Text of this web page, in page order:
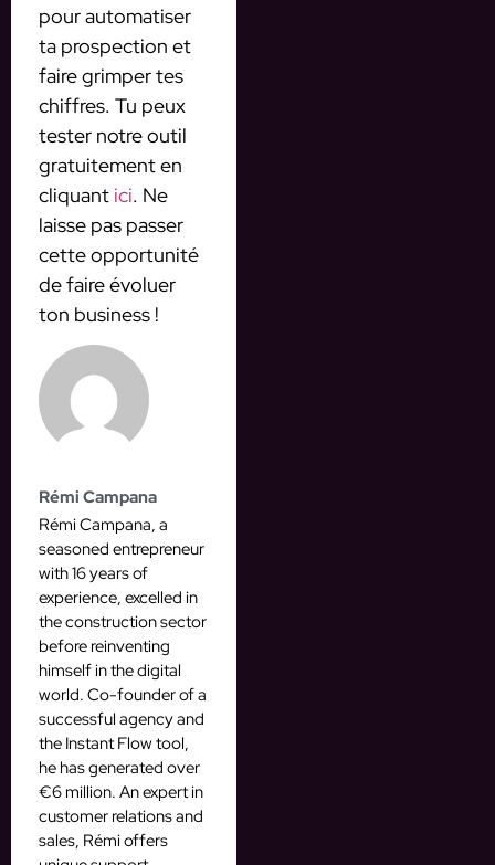
pour automatiser
ta prospection et
faire grimper tes
chiffres. Tu peux
tester notre outil
gratuitement en
cliquant ici. Ne
laisse pas passer
cette opportunité
de faire évoluer
ton business !
Rémi Campana
Rémi Campana, a
seasoned entrepreneur
with 16 years of
experience, excelled in
the construction sector
before reinventing
himself in the digital
world. Co-founder of a
successful agency and
the Instant Flow tool,
he has generated over
€6 million. An expert in
customer relations and
sales, Rémi offers